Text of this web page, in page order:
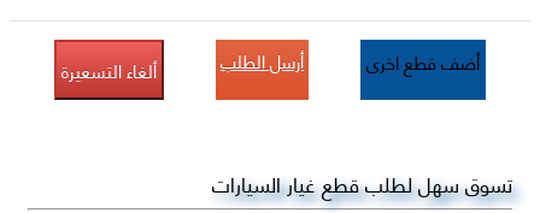
أضف قطع اخرى أرسل الطلب ألغاء التسعيرة
تسوق سهل لطلب قطع غيار السيارات